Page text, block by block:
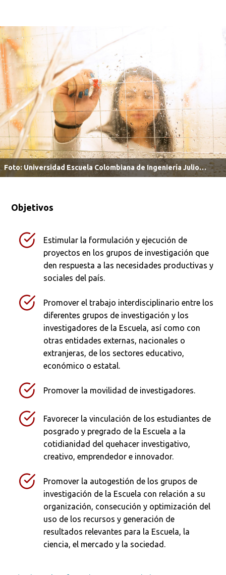
Foto: Universidad Escuela Colombiana de Ingeniería Julio
Garavito.
Objetivos
Estimular la formulación y ejecución de
proyectos en los grupos de investigación que
den respuesta a las necesidades productivas y
sociales del país.
Promover el trabajo interdisciplinario entre los
diferentes grupos de investigación y los
investigadores de la Escuela, así como con
otras entidades externas, nacionales o
extranjeras, de los sectores educativo,
económico o estatal.
Promover la movilidad de investigadores.
Favorecer la vinculación de los estudiantes de
posgrado y pregrado de la Escuela a la
cotidianidad del quehacer investigativo,
creativo, emprendedor e innovador.
Promover la autogestión de los grupos de
investigación de la Escuela con relación a su
organización, consecución y optimización del
uso de los recursos y generación de
resultados relevantes para la Escuela, la
ciencia, el mercado y la sociedad.
Busca en la escuela
¿Qué buscas?